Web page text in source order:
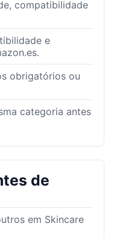
compatibilidade
e
obrigatórios ou
categoria antes
de
em Skincare